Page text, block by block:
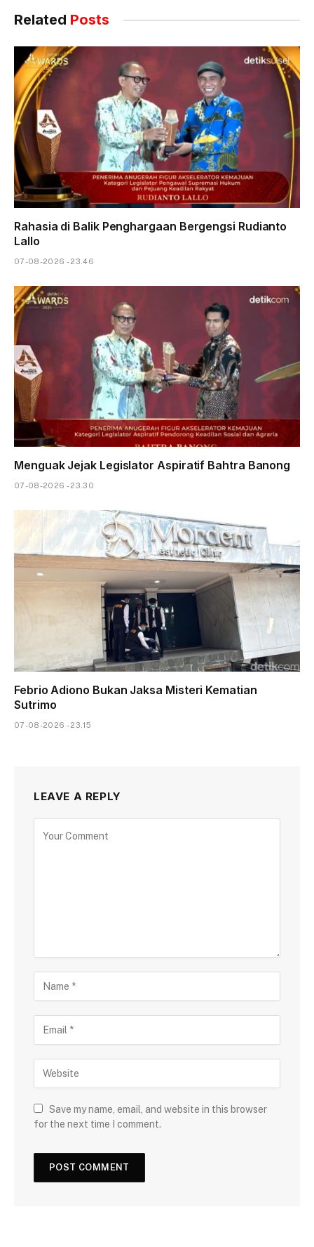
Related Posts
Rahasia di Balik Penghargaan Bergengsi Rudianto
Lallo
07-08-2026 - 23.46
Menguak Jejak Legislator Aspiratif Bahtra Banong
07-08-2026 - 23.30
Febrio Adiono Bukan Jaksa Misteri Kematian
Sutrimo
07-08-2026 - 23.15
LEAVE A REPLY
Save my name, email, and website in this browser
for the next time I comment.